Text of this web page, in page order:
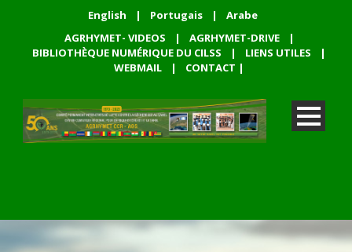
English | Portugais |
Arabe
AGRHYMET- VIDEOS
| AGRHYMET-DRIVE
|
BIBLIOTHÈQUE NUMÉRIQUE DU CILSS
| LIENS UTILES
|
WEBMAIL
| CONTACT |